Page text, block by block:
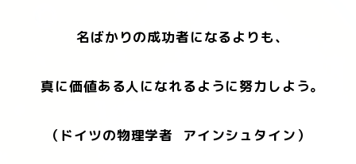
名ばかりの成功者になるよりも、
真に価値ある人になれるように努力しよう。
（ドイツの物理学者 アインシュタイン）